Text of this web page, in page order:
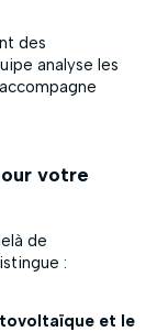
des
analyse les
votre
de
:
et le